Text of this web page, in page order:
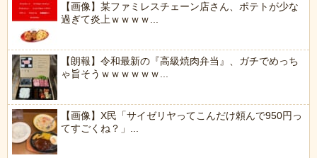
【画像】某ファミレスチェーン店さん、ポテトが少な
過ぎて炎上ｗｗｗｗ...
【朗報】令和最新の『高級焼肉弁当』、ガチでめっち
ゃ旨そうｗｗｗｗｗｗ...
【画像】X民「サイゼリヤってこんだけ頼んで950円っ
てすごくね？」...